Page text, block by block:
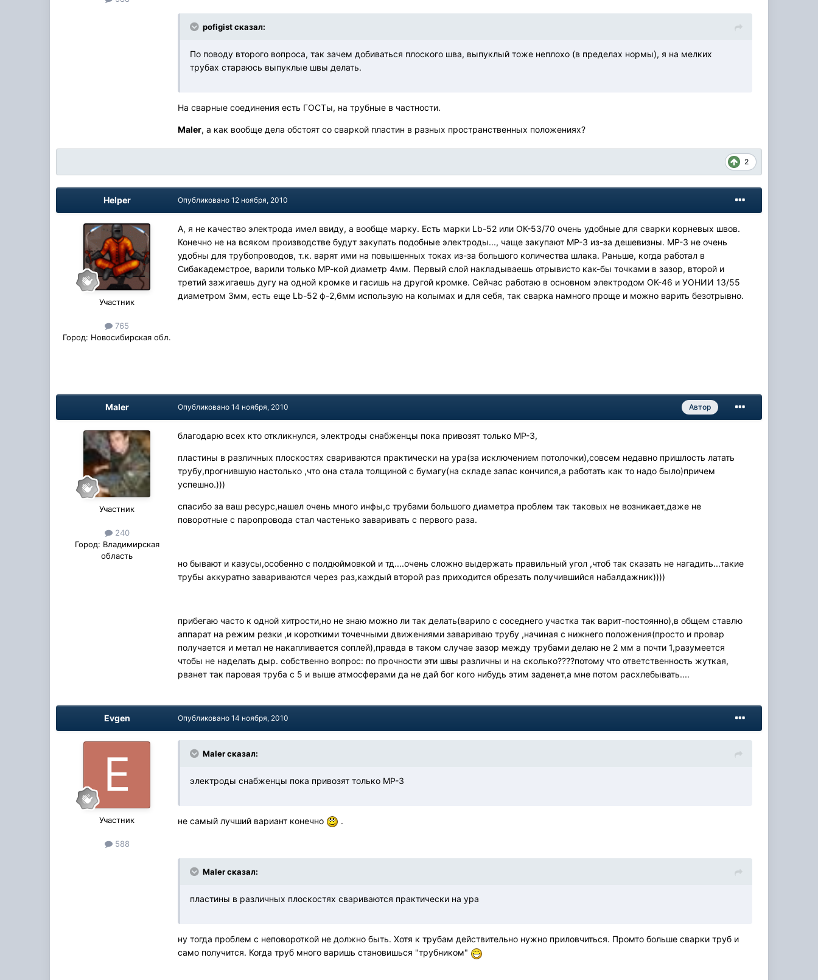
pofigist сказал:
По поводу второго вопроса, так зачем добиваться плоского шва, выпуклый тоже неплохо (в пределах нормы), я на мелких
трубах стараюсь выпуклые швы делать.
На сварные соединения есть ГОСТы, на трубные в частности.
Maler, а как вообще дела обстоят со сваркой пластин в разных пространственных положениях?
2
Helper
Участник
765
Город: Новосибирская обл.
Опубликовано12 ноября, 2010
А, я не качество электрода имел ввиду, а вообще марку. Есть марки Lb-52 или ОК-53/70 очень удобные для сварки корневых швов.
Конечно не на всяком производстве будут закупать подобные электроды..., чаще закупают МР-3 из-за дешевизны. МР-3 не очень
удобны для трубопроводов, т.к. варят ими на повышенных токах из-за большого количества шлака. Раньше, когда работал в
Сибакадемстрое, варили только МР-кой диаметр 4мм. Первый слой накладываешь отрывисто как-бы точками в зазор, второй и
третий зажигаешь дугу на одной кромке и гасишь на другой кромке. Сейчас работаю в основном электродом ОК-46 и УОНИИ 13/55
диаметром 3мм, есть еще Lb-52 ф-2,6мм использую на колымах и для себя, так сварка намного проще и можно варить безотрывно.
Maler
Участник
240
Город: Владимирская
область
Автор
Опубликовано14 ноября, 2010
благодарю всех кто откликнулся, электроды снабженцы пока привозят только МР-3,
пластины в различных плоскостях свариваются практически на ура(за исключением потолочки),совсем недавно пришлость латать
трубу,прогнившую настолько ,что она стала толщиной с бумагу(на складе запас кончился,а работать как то надо было)причем
успешно.)))
спасибо за ваш ресурс,нашел очень много инфы,с трубами большого диаметра проблем так таковых не возникает,даже не
поворотные с паропровода стал частенько заваривать с первого раза.
но бывают и казусы,особенно с полдюймовкой и тд....очень сложно выдержать правильный угол ,чтоб так сказать не нагадить...такие
трубы аккуратно завариваются через раз,каждый второй раз приходится обрезать получившийся набалдажник))))
прибегаю часто к одной хитрости,но не знаю можно ли так делать(варило с соседнего участка так варит-постоянно),в общем ставлю
аппарат на режим резки ,и короткими точечными движениями завариваю трубу ,начиная с нижнего положения(просто и провар
получается и метал не накапливается соплей),правда в таком случае зазор между трубами делаю не 2 мм а почти 1,разумеется
чтобы не наделать дыр. собственно вопрос: по прочности эти швы различны и на сколько????потому что ответственность жуткая,
рванет так паровая труба с 5 и выше атмосферами да не дай бог кого нибудь этим заденет,а мне потом расхлебывать....
Evgen
Участник
588
Опубликовано14 ноября, 2010
Maler сказал:
электроды снабженцы пока привозят только МР-3
не самый лучший вариант конечно .
Maler сказал:
пластины в различных плоскостях свариваются практически на ура
ну тогда проблем с неповороткой не должно быть. Хотя к трубам действительно нужно приловчиться. Промто больше сварки труб и
само получится. Когда труб много варишь становишься "трубником"